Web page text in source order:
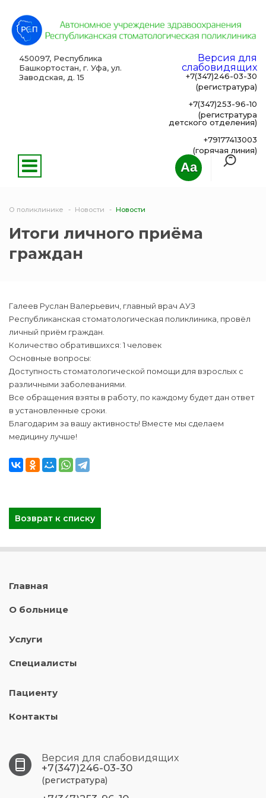
Aa
450097, Республика
Башкортостан, г. Уфа, ул.
Заводская, д. 15
Версия для
слабовидящих
+7(347)246-03-30
(регистратура)
+7(347)253-96-10
(регистратура
детского отделения)
+79177413003
(горячая линия)
О поликлинике Новости Новости
Итоги личного приёма
граждан
Галеев Руслан Валерьевич, главный врач АУЗ
Республиканская стоматологическая поликлиника, провёл
личный приём граждан.
Количество обратившихся: 1 человек
Основные вопросы:
Доступность стоматологической помощи для взрослых с
различными заболеваниями.
Все обращения взяты в работу, по каждому будет дан ответ
в установленные сроки.
Благодарим за вашу активность! Вместе мы сделаем
медицину лучше!
Возврат к списку
Главная
О больнице
Услуги
Специалисты
Пациенту
Контакты
Версия для слабовидящих
+7(347)246-03-30
(регистратура)